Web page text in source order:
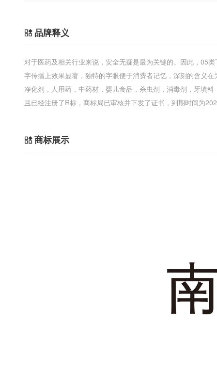
品牌释义
对于医药及相关行业来说，安全无疑是最为关键的。因此，05
字传播上效果显著，独特的字眼便于消费者记忆，深刻的含义
净化剂，人用药，中药材，婴儿食品，杀虫剂，消毒剂，牙填
且已经注册了R标，商标局已审核并下发了证书，到期时间为
商标展示